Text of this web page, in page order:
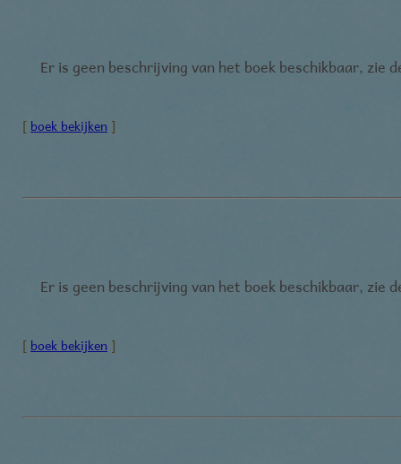
Er is geen beschrijving van het boek beschikbaar,
[ boek bekijken ]
Er is geen beschrijving van het boek beschikbaar,
[ boek bekijken ]